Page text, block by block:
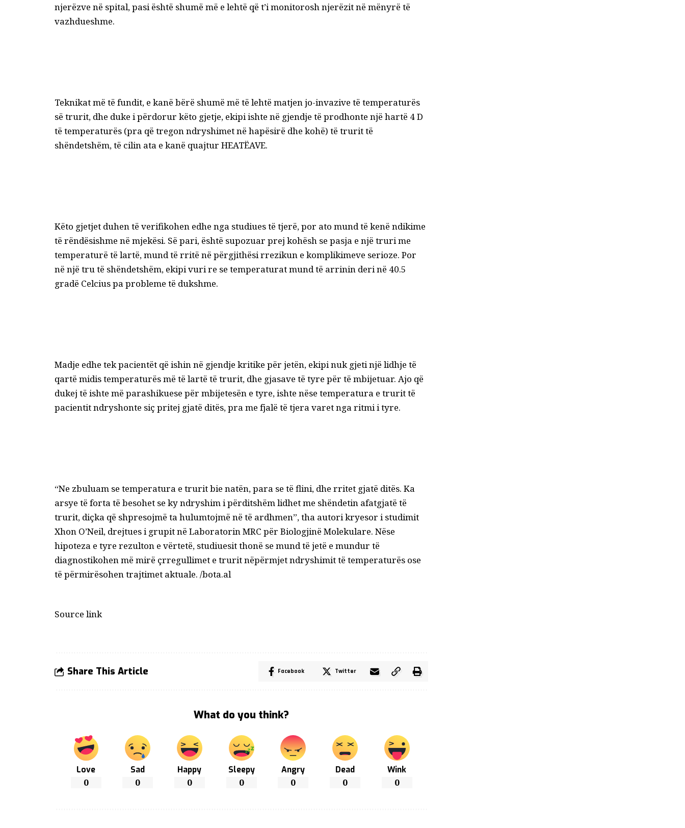
njerëzve në spital, pasi është shumë më e lehtë që t’i monitorosh njerëzit në mënyrë të
vazhdueshme.
Teknikat më të fundit, e kanë bërë shumë më të lehtë matjen jo-invazive të temperaturës
së trurit, dhe duke i përdorur këto gjetje, ekipi ishte në gjendje të prodhonte një hartë 4 D
të temperaturës (pra që tregon ndryshimet në hapësirë dhe kohë) të trurit të
shëndetshëm, të cilin ata e kanë quajtur HEATËAVE.
Këto gjetjet duhen të verifikohen edhe nga studiues të tjerë, por ato mund të kenë ndikime
të rëndësishme në mjekësi. Së pari, është supozuar prej kohësh se pasja e një truri me
temperaturë të lartë, mund të rritë në përgjithësi rrezikun e komplikimeve serioze. Por
në një tru të shëndetshëm, ekipi vuri re se temperaturat mund të arrinin deri në 40.5
gradë Celcius pa probleme të dukshme.
Madje edhe tek pacientët që ishin në gjendje kritike për jetën, ekipi nuk gjeti një lidhje të
qartë midis temperaturës më të lartë të trurit, dhe gjasave të tyre për të mbijetuar. Ajo që
dukej të ishte më parashikuese për mbijetesën e tyre, ishte nëse temperatura e trurit të
pacientit ndryshonte siç pritej gjatë ditës, pra me fjalë të tjera varet nga ritmi i tyre.
“Ne zbuluam se temperatura e trurit bie natën, para se të flini, dhe rritet gjatë ditës. Ka
arsye të forta të besohet se ky ndryshim i përditshëm lidhet me shëndetin afatgjatë të
trurit, diçka që shpresojmë ta hulumtojmë në të ardhmen”, tha autori kryesor i studimit
Xhon O’Neil, drejtues i grupit në Laboratorin MRC për Biologjinë Molekulare. Nëse
hipoteza e tyre rezulton e vërtetë, studiuesit thonë se mund të jetë e mundur të
diagnostikohen më mirë çrregullimet e trurit nëpërmjet ndryshimit të temperaturës ose
të përmirësohen trajtimet aktuale. /bota.al
Source link
Share This Article Facebook Twitter
What do you think?
Love
0
Sad
0
Happy
0
Sleepy
0
Angry
0
Dead
0
Wink
0